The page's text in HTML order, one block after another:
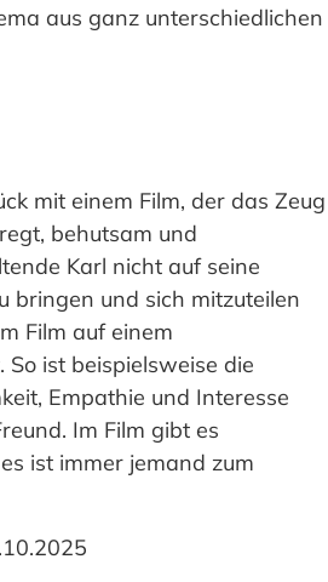
aus ganz unterschiedlichen
mit einem Film, der das Zeug
behutsam und
Karl nicht auf seine
bringen und sich mitzuteilen
Film auf einem
ist beispielsweise die
Empathie und Interesse
Im Film gibt es
ist immer jemand zum